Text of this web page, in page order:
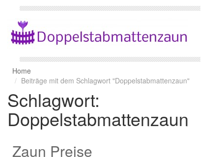
Home
Beiträge mit dem Schlagwort "Doppelstabmattenzaun"
Schlagwort:
Doppelstabmattenzaun
Zaun Preise